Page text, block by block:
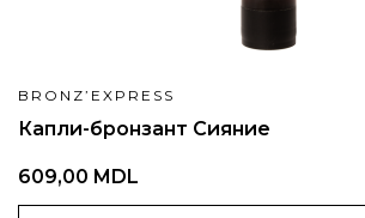
BRONZ’EXPRESS
Капли-бронзант Сияние
609,00 MDL